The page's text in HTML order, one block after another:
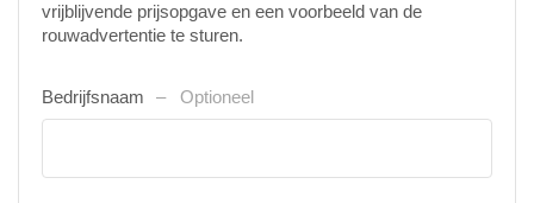
vrijblijvende prijsopgave en een voorbeeld van de
rouwadvertentie te sturen.
Bedrijfsnaam Optioneel